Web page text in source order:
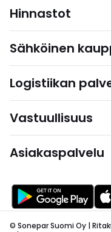
Hinnastot
Sähköinen
Logistiikan
Vastuullisuus
Asiakaspalvelu
© Sonepar Suomi Oy |